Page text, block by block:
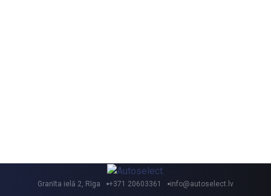
Granīta ielā 2, Rīga +371 20603361 info@autoselect.lv